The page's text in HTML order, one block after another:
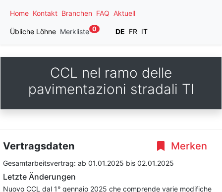
Home Kontakt Branchen FAQ Aktuell
Übliche Löhne Merkliste 0 DE FR IT
CCL nel ramo delle
pavimentazioni stradali TI
Merken
Vertragsdaten
Gesamtarbeitsvertrag: ab 01.01.2025 bis 02.01.2025
Letzte Änderungen
Nuovo CCL dal 1° gennaio 2025 che comprende varie modifiche